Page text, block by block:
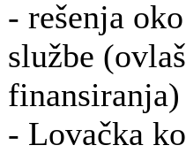
- rešenja
službe
finansiranja)
- Lovačka